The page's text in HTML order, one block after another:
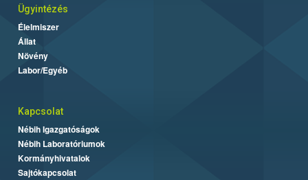
Ügyintézés
Élelmiszer
Állat
Növény
Labor/Egyéb
Kapcsolat
Nébih Igazgatóságok
Nébih Laboratóriumok
Kormányhivatalok
Sajtókapcsolat